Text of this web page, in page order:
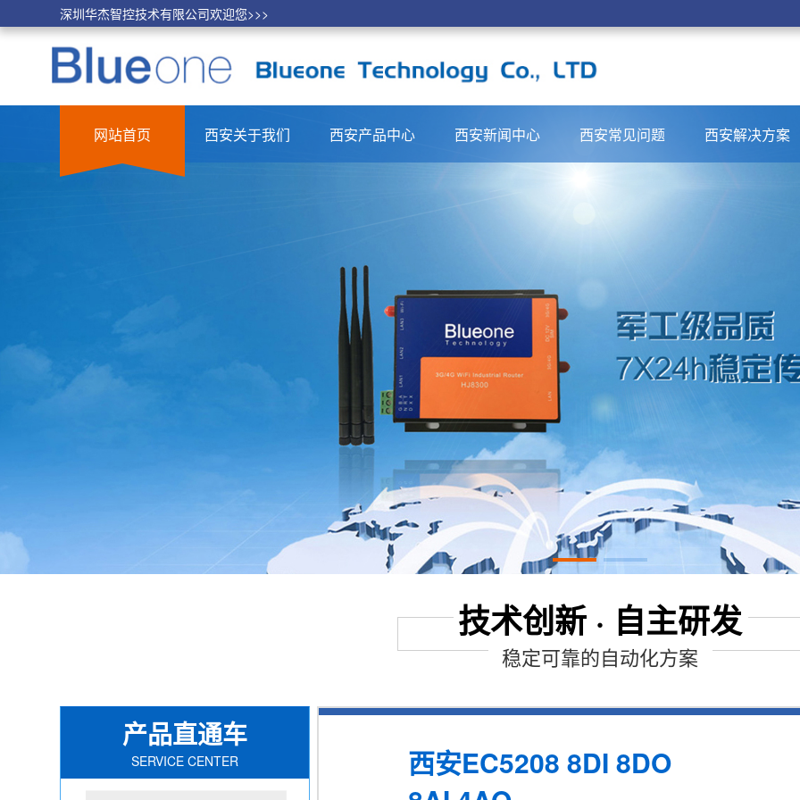
深圳华杰智控技术有限公司欢迎您>>>
网站首页 西安关于我们 西安产品中心 西安新闻中心 西安常见问题 西安解决方案
技术创新 · 自主研发
稳定可靠的自动化方案
产品直通车
SERVICE CENTER
西安EC5208 8DI 8DO